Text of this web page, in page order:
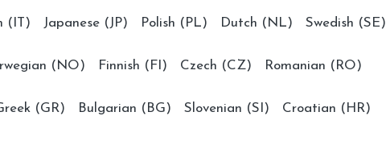
(IT) Japanese (JP) Polish (PL) Dutch (NL) Swedish (SE)
(NO) Finnish (FI) Czech (CZ) Romanian (RO)
(GR) Bulgarian (BG) Slovenian (SI) Croatian (HR)